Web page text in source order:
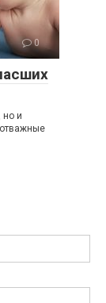
0
но и